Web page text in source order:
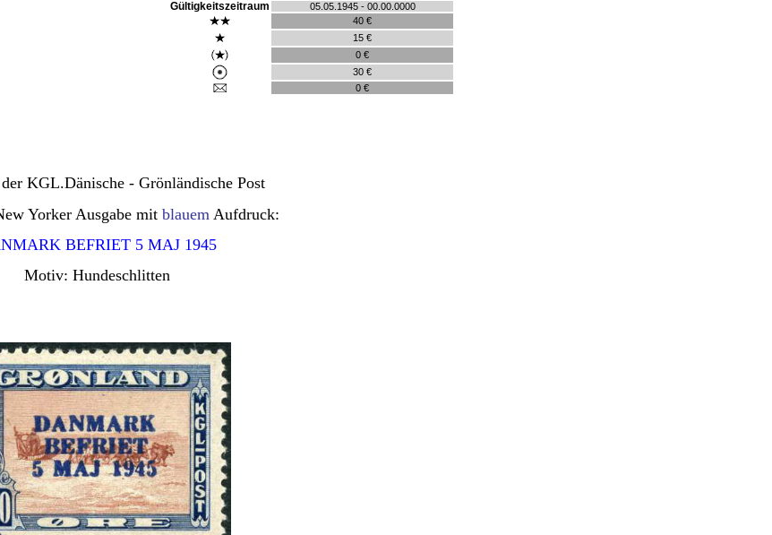
Gültigkeitszeitraum
05.05.1945 - 00.00.0000
40 €
15 €
0 €
30 €
0 €
KGL.Dänische - Grönländische Post
Yorker Ausgabe mit blauem Aufdruck:
BEFRIET 5 MAJ 1945
Motiv: Hundeschlitten